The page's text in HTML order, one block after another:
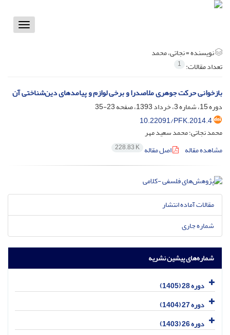
Toggle
نویسنده =نجاتی، محمد
تعداد مقالات: 1
بازخوانی حرکت جوهری ملاصدرا و برخی لوازم و پیامد‌های دین‌شناختی آن
دوره 15، شماره 3، خرداد 1393، صفحه
23-35
10.22091/PFK.2014.4
محمد نجاتی؛ محمد سعید مهر
مشاهده مقاله
اصل مقاله 228.83 K
مقالات آماده انتشار
شماره جاری
شماره‌های پیشین نشریه
دوره 28 (1405)
دوره 27 (1404)
دوره 26 (1403)